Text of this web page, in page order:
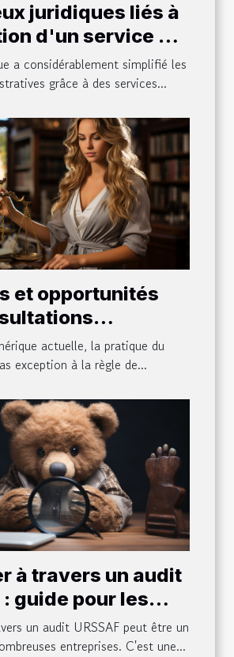
juridiques liés à
d'un service de
a considérablement simplifié les
grâce à des services...
et opportunités
virtuelles
actuelle, la pratique du
exception à la règle de...
à travers un audit
: guide pour les
un audit URSSAF peut être un
entreprises. C'est une...